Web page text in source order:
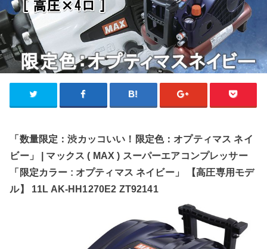
「数量限定：渋カッコいい！限定色：オプティマス ネイ
ビー」 | マックス ( MAX ) スーパーエアコンプレッサー
「限定カラー : オプティマス ネイビー」 【高圧専用モデ
ル】 11L AK-HH1270E2 ZT92141